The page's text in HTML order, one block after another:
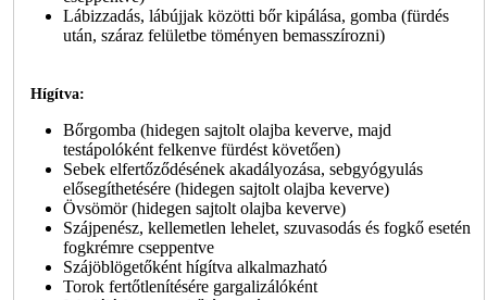
Lábizzadás, lábújjak közötti bőr kipálása, gomba (fürdés
után, száraz felületbe töményen bemasszírozni)
Hígítva:
Bőrgomba (hidegen sajtolt olajba keverve, majd
testápolóként felkenve fürdést követően)
Sebek elfertőződésének akadályozása, sebgyógyulás
elősegíthetésére (hidegen sajtolt olajba keverve)
Övsömör (hidegen sajtolt olajba keverve)
Szájpenész, kellemetlen lehelet, szuvasodás és fogkő esetén
fogkrémre cseppentve
Szájöblögetőként hígítva alkalmazható
Torok fertőtlenítésére gargalizálóként